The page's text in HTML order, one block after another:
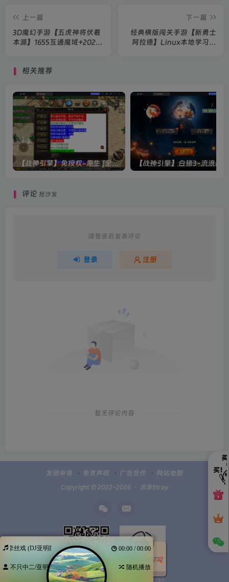
上一篇
3D魔幻手游【五虎神将伏羲
本源】1655互通魔域+2023
下一篇
经典横版闯关手游【新勇士
阿拉德】Linux本地学习手
相关推荐
【战神引擎】免授权-原生 [全屏自动拾取] 插件 + 配置教程（更新修复版，具体自测）
评论 抢沙发
请登录后发表评论
登录 注册
暂无评论内容
友链申请 免责声明 广告合作 网站地图
Copyright © 2022-2026 ・ 流浪Stray
牵丝戏 (DJ亚明版) 00:00 / 00:00
不只中二/亚明 随机播放